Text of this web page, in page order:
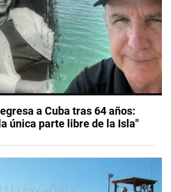
a Cuba tras 64 años:
única parte libre de la Isla"